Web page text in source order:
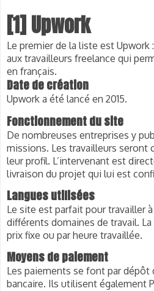
[1] Upwork
Le premier de la liste est
aux travailleurs freelance qui
en français.
Date de création
Upwork a été lancé en 2015.
Fonctionnement du site
De nombreuses entreprises y
missions. Les travailleurs seront
leur profil. L’intervenant est
livraison du projet qui lui est
Langues utilisées
Le site est parfait pour travailler
différents domaines de travail.
prix fixe ou par heure travaillée.
Moyens de paiement
Les paiements se font par dépôt
bancaire. Ils utilisent également